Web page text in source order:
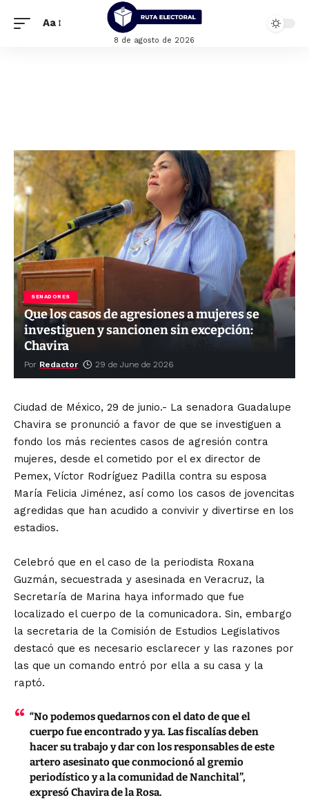
Aa
8 de agosto de 2026
SENADORES
Que los casos de agresiones a mujeres se
investiguen y sancionen sin excepción:
Chavira
Por Redactor 29 de June de 2026
Ciudad de México, 29 de junio.- La senadora Guadalupe
Chavira se pronunció a favor de que se investiguen a
fondo los más recientes casos de agresión contra
mujeres, desde el cometido por el ex director de
Pemex, Víctor Rodríguez Padilla contra su esposa
María Felicia Jiménez, así como los casos de jovencitas
agredidas que han acudido a convivir y divertirse en los
estadios.
Celebró que en el caso de la periodista Roxana
Guzmán, secuestrada y asesinada en Veracruz, la
Secretaría de Marina haya informado que fue
localizado el cuerpo de la comunicadora. Sin, embargo
la secretaria de la Comisión de Estudios Legislativos
destacó que es necesario esclarecer y las razones por
las que un comando entró por ella a su casa y la
raptó.
“No podemos quedarnos con el dato de que el
cuerpo fue encontrado y ya. Las fiscalías deben
hacer su trabajo y dar con los responsables de este
artero asesinato que conmocionó al gremio
periodístico y a la comunidad de Nanchital”,
expresó Chavira de la Rosa.